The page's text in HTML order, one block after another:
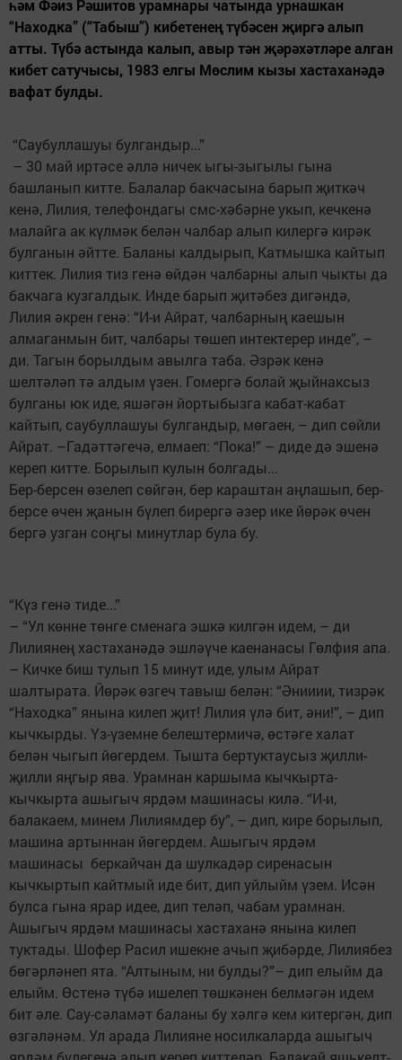
һәм Фәиз Рәшитов урамнары чатында урнашкан
“Находка” (“Табыш”) кибетенең түбәсен җиргә алып
атты. Түбә астында калып, авыр тән җәрәхәтләре алган
кибет сатучысы, 1983 елгы Мөслим кызы хастаханәдә
вафат булды.
“Саубуллашуы булгандыр...”
– 30 май иртәсе әллә ничек ыгы-зыгылы гына
башланып китте. Балалар бакчасына барып җиткәч
кенә, Лилия, телефондагы смс-хәбәрне укып, кечкенә
малайга ак күлмәк белән чалбар алып килергә кирәк
булганын әйтте. Баланы калдырып, Катмышка кайтып
киттек. Лилия тиз генә өйдән чалбарны алып чыкты да
бакчага кузгалдык. Инде барып җитәбез дигәндә,
Лилия әкрен генә: “И-и Айрат, чалбарның каешын
алмаганмын бит, чалбары төшеп интектерер инде”, –
ди. Тагын борылдым авылга таба. Әзрәк кенә
шелтәләп тә алдым үзен. Гомергә болай җыйнаксыз
булганы юк иде, яшәгән йортыбызга кабат-кабат
кайтып, саубуллашуы булгандыр, мөгаен, – дип сөйли
Айрат. –Гадәттәгечә, елмаеп: “Пока!” – диде дә эшенә
кереп китте. Борылып кулын болгады...
Бер-берсен өзелеп сөйгән, бер караштан аңлашып, бер-
берсе өчен җанын бүлеп бирергә әзер ике йөрәк өчен
бергә узган соңгы минутлар була бу.
“Күз генә тиде...”
– “Ул көнне төнге сменага эшкә килгән идем, – ди
Лилиянең хастаханәдә эшләүче каенанасы Гөлфия апа.
– Кичке биш тулып 15 минут иде, улым Айрат
шалтырата. Йөрәк өзгеч тавыш белән: “Әнииии, тизрәк
“Находка” янына килеп җит! Лилия үлә бит, әни!”, – дип
кычкырды. Үз-үземне белештермичә, өстәге халат
белән чыгып йөгердем. Тышта бертуктаусыз җилли-
җилли яңгыр ява. Урамнан каршыма кычкырта-
кычкырта ашыгыч ярдәм машинасы килә. “И-и,
балакаем, минем Лилиямдер бу”, – дип, кире борылып,
машина артыннан йөгердем. Ашыгыч ярдәм
машинасы беркайчан да шулкадәр сиренасын
кычкыртып кайтмый иде бит, дип уйлыйм үзем. Исән
булса гына ярар идее, дип теләп, чабам урамнан.
Ашыгыч ярдәм машинасы хастаханә янына килеп
туктады. Шофер Расил ишекне ачып җибәрде, Лилиябез
бөгәрләнеп ята. “Алтыным, ни булды?”– дип елыйм да
елыйм. Өстенә түбә ишелеп төшкәнен белмәгән идем
бит әле. Сау-сәламәт баланы бу хәлгә кем китергән, дип
өзгәләнәм. Ул арада Лилияне носилкаларда ашыгыч